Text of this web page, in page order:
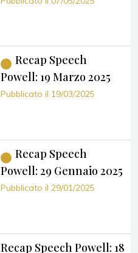
Recap Speech
Powell: 19 Marzo 2025
Pubblicato il 19/03/2025
Recap Speech
Powell: 29 Gennaio 2025
Pubblicato il 29/01/2025
Recap Speech Powell: 18